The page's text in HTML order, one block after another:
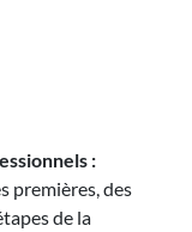
:
premières, des
de la